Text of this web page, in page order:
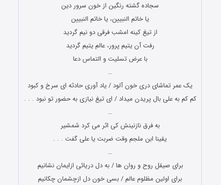
سجاده گشته رنگین از خون سرور دین
یا خاتم النبیین، یا خاتم النبیین
از تیغ کینه امشب فرقی دو نیم گردید
رفت آن یتیم پرور، عالم یتیم گردید
با عرض تسلیت و التماس دعا
…
یک عمر تماشای دری خون آلود / یاد آوری حادثه ای سرخ و کبود
کم کم به علی بال پریدن میداد / ای تیغ نیازی به حضور تو نبود . . .
…
به فرق نازنینش کی اثر می کرد شمشیر
یقینا ابن ملجم وقت ضربت یا علی گفت . . .
…
برای صیقل روح و روان ها / به دل دریائی ازایمان نشانیم
برای اولین مظلوم عالم / بسی خون دل ازچشمان چکانیم